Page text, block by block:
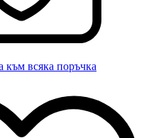
към всяка поръчка